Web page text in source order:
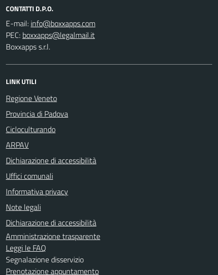
CONTATTI D.P.O.
E-mail:
PEC:
Boxxapps s.r.l.
LINK UTILI
Regione Veneto
Provincia di Padova
Cicloculturando
ARPAV
Dichiarazione di accessibilità
Uffici comunali
Informativa privacy
Note legali
Dichiarazione di accessibilità
Amministrazione trasparente
Leggi le FAQ
Segnalazione disservizio
Prenotazione appuntamento